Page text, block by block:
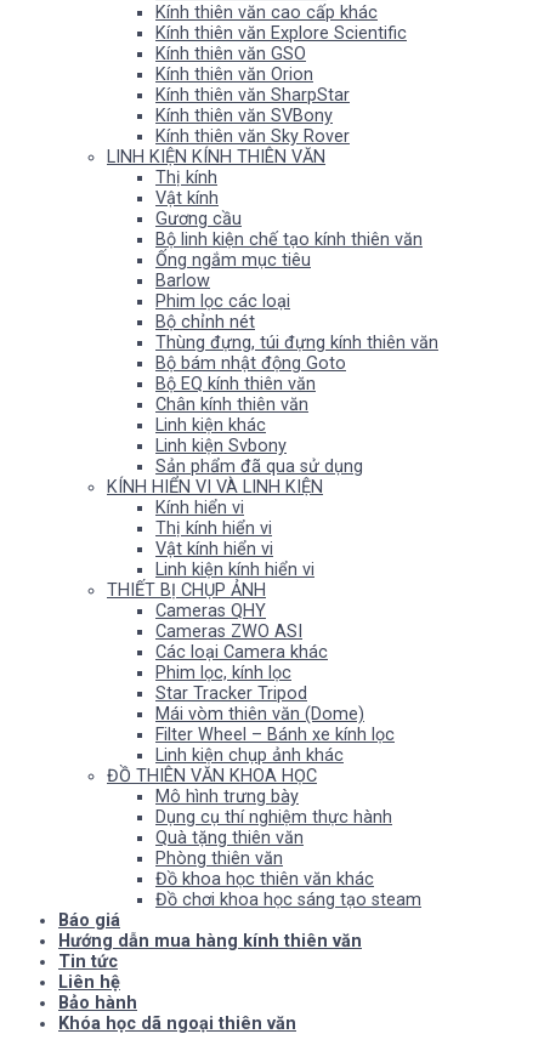
Kính thiên văn cao cấp khác
Kính thiên văn Explore Scientific
Kính thiên văn GSO
Kính thiên văn Orion
Kính thiên văn SharpStar
Kính thiên văn SVBony
Kính thiên văn Sky Rover
LINH KIỆN KÍNH THIÊN VĂN
Thị kính
Vật kính
Gương cầu
Bộ linh kiện chế tạo kính thiên văn
Ống ngắm mục tiêu
Barlow
Phim lọc các loại
Bộ chỉnh nét
Thùng đựng, túi đựng kính thiên văn
Bộ bám nhật động Goto
Bộ EQ kính thiên văn
Chân kính thiên văn
Linh kiện khác
Linh kiện Svbony
Sản phẩm đã qua sử dụng
KÍNH HIỂN VI VÀ LINH KIỆN
Kính hiển vi
Thị kính hiển vi
Vật kính hiển vi
Linh kiện kính hiển vi
THIẾT BỊ CHỤP ẢNH
Cameras QHY
Cameras ZWO ASI
Các loại Camera khác
Phim lọc, kính lọc
Star Tracker Tripod
Mái vòm thiên văn (Dome)
Filter Wheel – Bánh xe kính lọc
Linh kiện chụp ảnh khác
ĐỒ THIÊN VĂN KHOA HỌC
Mô hình trưng bày
Dụng cụ thí nghiệm thực hành
Quà tặng thiên văn
Phòng thiên văn
Đồ khoa học thiên văn khác
Đồ chơi khoa học sáng tạo steam
Báo giá
Hướng dẫn mua hàng kính thiên văn
Tin tức
Liên hệ
Bảo hành
Khóa học dã ngoại thiên văn